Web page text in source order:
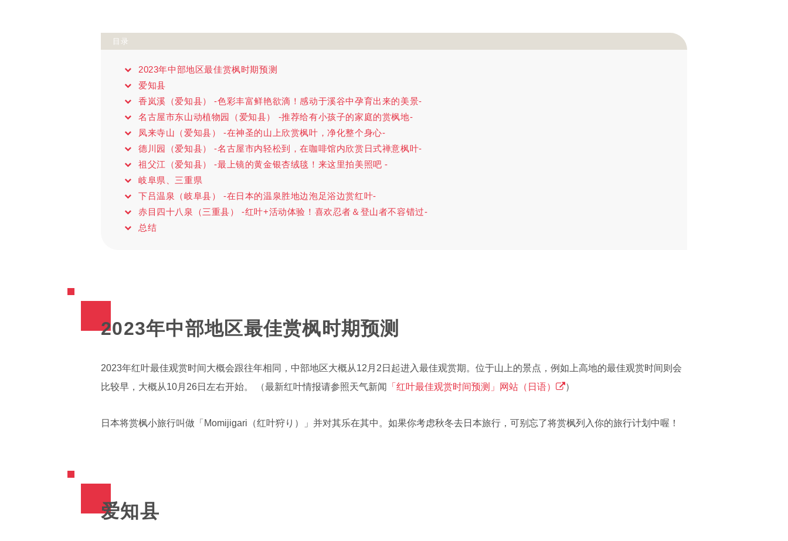
目录
2023年中部地区最佳赏枫时期预测
爱知县
香岚溪（爱知县） -色彩丰富鲜艳欲滴！感动于溪谷中孕育出来的美景-
名古屋市东山动植物园（爱知县） -推荐给有小孩子的家庭的赏枫地-
凤来寺山（爱知县） -在神圣的山上欣赏枫叶，净化整个身心-
德川园（爱知县） -名古屋市内轻松到，在咖啡馆内欣赏日式禅意枫叶-
祖父江（爱知县） -最上镜的黄金银杏绒毯！来这里拍美照吧 -
岐阜県、三重県
下吕温泉（岐阜县） -在日本的温泉胜地边泡足浴边赏红叶-
赤目四十八泉（三重县） -红叶+活动体验！喜欢忍者＆登山者不容错过-
总结
2023年中部地区最佳赏枫时期预测
2023年红叶最佳观赏时间大概会跟往年相同，中部地区大概从12月2日起进入最佳观赏期。位于山上的景点，例如上高地的最佳观赏时间则会
比较早，大概从10月26日左右开始。 （最新红叶情报请参照天气新闻
「红叶最佳观赏时间预测」网站（日语） ）
日本将赏枫小旅行叫做「Momijigari（红叶狩り）」并对其乐在其中。如果你考虑秋冬去日本旅行，可别忘了将赏枫列入你的旅行计划中喔！
爱知县